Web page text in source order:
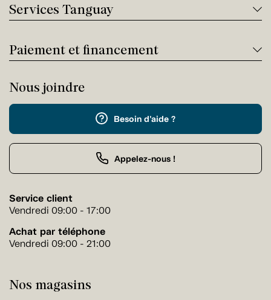
Services Tanguay
Paiement et financement
Nous joindre
Besoin d'aide ?
Appelez-nous !
Service client
Vendredi 09:00 - 17:00
Achat par téléphone
Vendredi 09:00 - 21:00
Nos magasins